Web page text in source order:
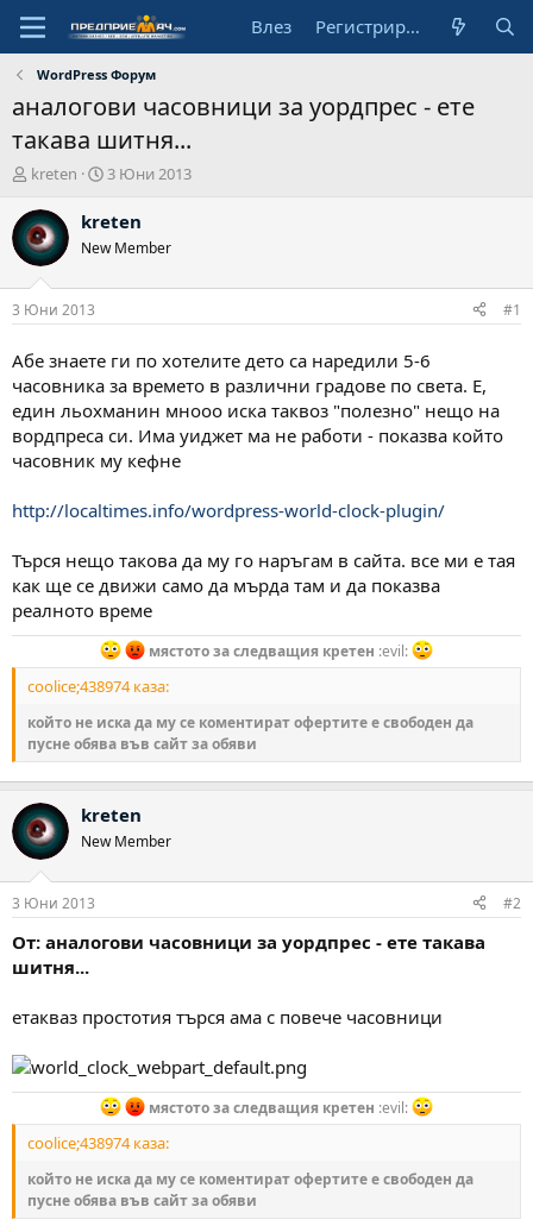
Влез Регистрирай се
WordPress Форум
аналогови часовници за уордпрес - ете
такава шитня...
А
т
о
р
kreten
Н
ч
л
д
т
а
3 Юни 2013
kreten
New Member
3 Юни 2013 #1
Абе знаете ги по хотелите дето са наредили 5-6
часовника за времето в различни градове по света. Е,
един льохманин мнооо иска таквоз "полезно" нещо на
вордпреса си. Има уиджет ма не работи - показва който
часовник му кефне
http://localtimes.info/wordpress-world-clock-plugin/
Търся нещо такова да му го наръгам в сайта. все ми е тая
как ще се движи само да мърда там и да показва
реалното време
мястото за следващия кретен :evil:
coolice;438974 каза:
който не иска да му се коментират офертите е свободен да
пусне обява във сайт за обяви
kreten
New Member
3 Юни 2013 #2
От: аналогови часовници за уордпрес - ете такава
шитня...
етакваз простотия търся ама с повече часовници
мястото за следващия кретен :evil:
coolice;438974 каза:
който не иска да му се коментират офертите е свободен да
пусне обява във сайт за обяви